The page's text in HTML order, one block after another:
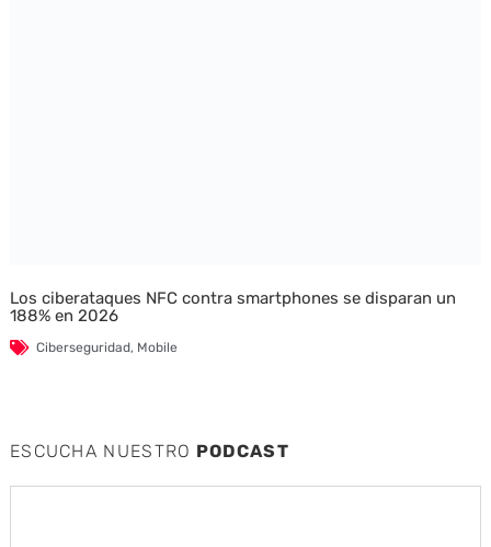
Los ciberataques NFC contra smartphones se disparan un
188% en 2026
Ciberseguridad, Mobile
ESCUCHA NUESTRO PODCAST